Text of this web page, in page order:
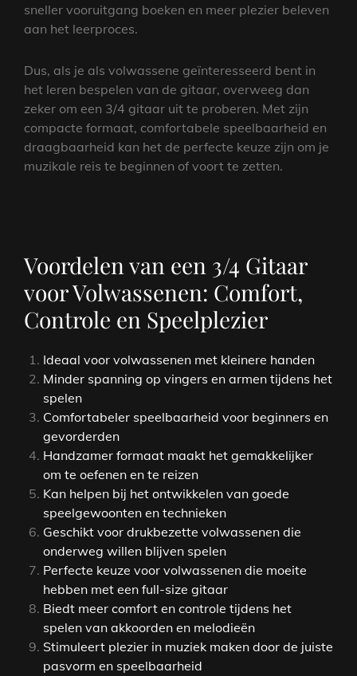
sneller vooruitgang boeken en meer plezier beleven
aan het leerproces.
Dus, als je als volwassene geïnteresseerd bent in
het leren bespelen van de gitaar, overweeg dan
zeker om een 3/4 gitaar uit te proberen. Met zijn
compacte formaat, comfortabele speelbaarheid en
draagbaarheid kan het de perfecte keuze zijn om je
muzikale reis te beginnen of voort te zetten.
Voordelen van een 3/4 Gitaar
voor Volwassenen: Comfort,
Controle en Speelplezier
Ideaal voor volwassenen met kleinere handen
Minder spanning op vingers en armen tijdens het
spelen
Comfortabeler speelbaarheid voor beginners en
gevorderden
Handzamer formaat maakt het gemakkelijker
om te oefenen en te reizen
Kan helpen bij het ontwikkelen van goede
speelgewoonten en technieken
Geschikt voor drukbezette volwassenen die
onderweg willen blijven spelen
Perfecte keuze voor volwassenen die moeite
hebben met een full-size gitaar
Biedt meer comfort en controle tijdens het
spelen van akkoorden en melodieën
Stimuleert plezier in muziek maken door de juiste
pasvorm en speelbaarheid